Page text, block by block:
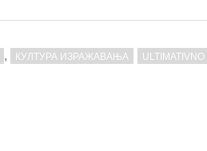
, КУЛТУРА ИЗРАЖАВАЊА ULTIMATIVNO